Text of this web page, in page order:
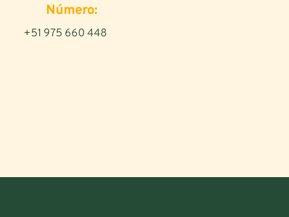
Número:
+51 975 660 448